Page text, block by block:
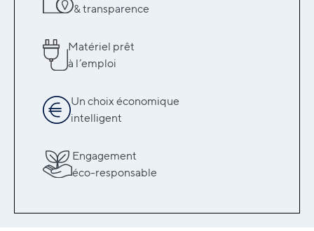
& transparence
Matériel prêt
à l’emploi
Un choix économique
intelligent
Engagement
éco-responsable